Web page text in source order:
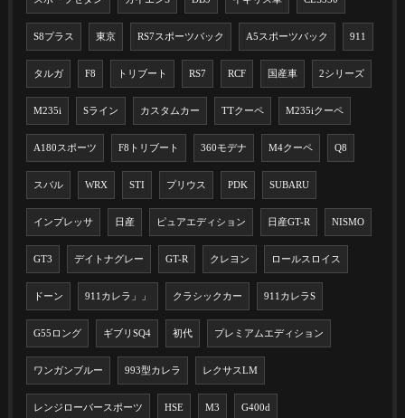
S8プラス 東京 RS7スポーツバック A5スポーツバック 911
タルガ F8 トリブート RS7 RCF 国産車 2シリーズ
M235i Sライン カスタムカー TTクーペ M235iクーペ
A180スポーツ F8トリブート 360モデナ M4クーペ Q8
スバル WRX STI プリウス PDK SUBARU
インプレッサ 日産 ピュアエディション 日産GT-R NISMO
GT3 デイトナグレー GT-R クレヨン ロールスロイス
ドーン 911カレラ」」 クラシックカー 911カレラS
G55ロング ギブリSQ4 初代 プレミアムエディション
ワンガンブルー 993型カレラ レクサスLM
レンジローバースポーツ HSE M3 G400d